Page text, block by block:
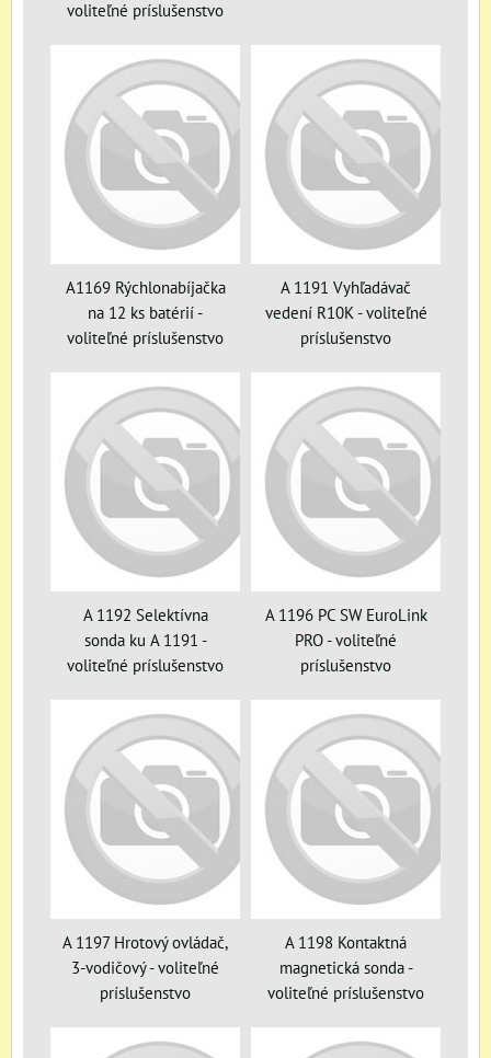
voliteľné príslušenstvo
A1169 Rýchlonabíjačka
na 12 ks batérií -
voliteľné príslušenstvo
A 1191 Vyhľadávač
vedení R10K - voliteľné
príslušenstvo
A 1192 Selektívna
sonda ku A 1191 -
voliteľné príslušenstvo
A 1196 PC SW EuroLink
PRO - voliteľné
príslušenstvo
A 1197 Hrotový ovládač,
3-vodičový - voliteľné
príslušenstvo
A 1198 Kontaktná
magnetická sonda -
voliteľné príslušenstvo